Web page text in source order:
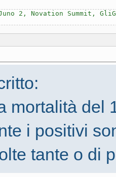
2, Novation Summit,
mortalità del
i positivi
tante o di